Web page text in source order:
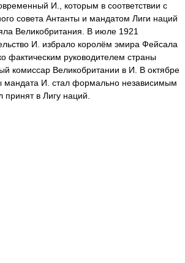
И., которым в соответствии с
совета Антанты и мандатом Лиги наций
Великобритания. В июле 1921
И. избрало королём эмира Фейсала
фактическим руководителем страны
комиссар Великобритании в И. В октябре
мандата И. стал формально независимым
принят в Лигу наций.